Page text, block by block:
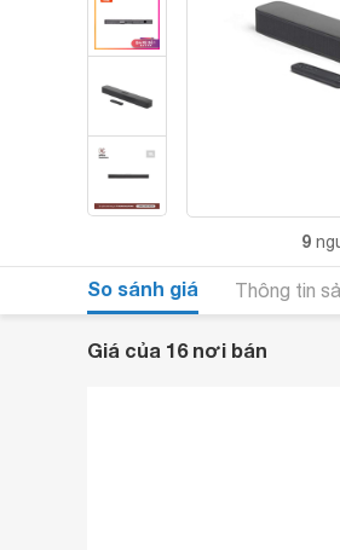
9
So sánh giá Thông tin
Giá của 16 nơi bán